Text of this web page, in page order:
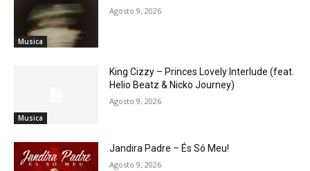
Musica
Agosto 9, 2026
Musica
King Cizzy – Princes Lovely Interlude (feat.
Helio Beatz & Nicko Journey)
Agosto 9, 2026
Jandira Padre – És Só Meu!
Agosto 9, 2026